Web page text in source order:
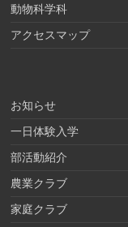
動物科学科
アクセスマップ
お知らせ
一日体験入学
部活動紹介
農業クラブ
家庭クラブ